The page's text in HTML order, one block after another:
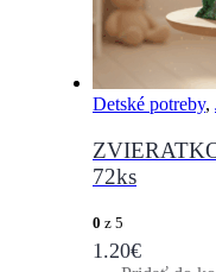
Detské potreby,
72ks
0 z 5
1.20€